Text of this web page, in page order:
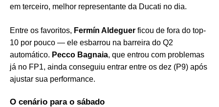
em terceiro, melhor representante da Ducati no dia.
Entre os favoritos, Fermín Aldeguer ficou de fora do top-
10 por pouco — ele esbarrou na barreira do Q2
automático. Pecco Bagnaia, que entrou com problemas
já no FP1, ainda conseguiu entrar entre os dez (P9) após
ajustar sua performance.
O cenário para o sábado